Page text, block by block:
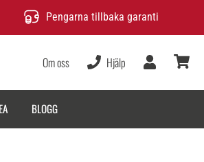
Pengarna tillbaka garanti
Om oss Hjälp
BLOGG